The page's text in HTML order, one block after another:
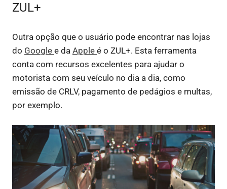
ZUL+
Outra opção que o usuário pode encontrar nas lojas
do Google e da Apple é o ZUL+. Esta ferramenta
conta com recursos excelentes para ajudar o
motorista com seu veículo no dia a dia, como
emissão de CRLV, pagamento de pedágios e multas,
por exemplo.